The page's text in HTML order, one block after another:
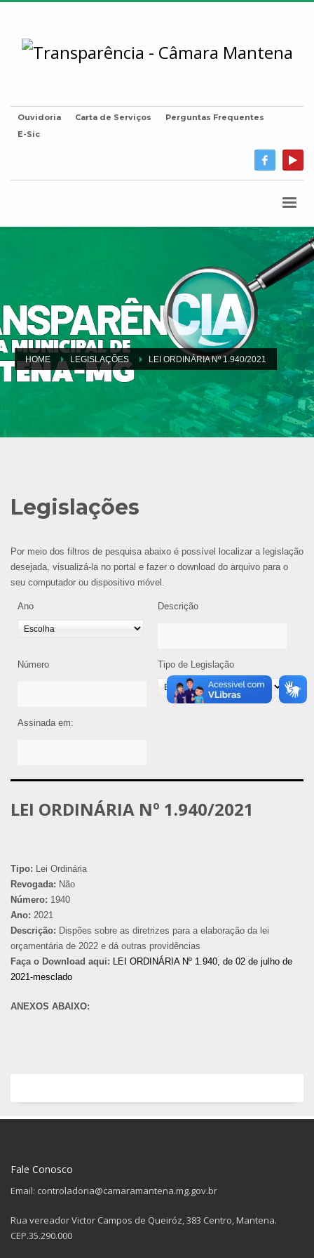
Ouvidoria Carta de Serviços
Perguntas Frequentes
E-Sic
HOME LEGISLAÇÕES LEI ORDINÁRIA Nº 1.940/2021
Legislações
Por meio dos filtros de pesquisa abaixo é possível localizar a legislação
desejada, visualizá-la no portal e fazer o download do arquivo para o
seu computador ou dispositivo móvel.
Ano Descrição
Número Tipo de Legislação
Assinada em:
LEI ORDINÁRIA Nº 1.940/2021
Tipo: Lei Ordinária
Revogada: Não
Número: 1940
Ano: 2021
Descrição: Dispões sobre as diretrizes para a elaboração da lei
orçamentária de 2022 e dá outras providências
Faça o Download aqui: LEI ORDINÁRIA Nº 1.940, de 02 de julho de
2021-mesclado
ANEXOS ABAIXO:
Fale Conosco
Email: controladoria@camaramantena.mg.gov.br
Rua vereador Victor Campos de Queiróz, 383 Centro, Mantena.
CEP.35.290.000